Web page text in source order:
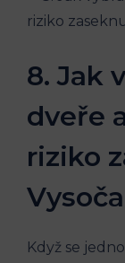
8. Jak
dveře
riziko
Když se